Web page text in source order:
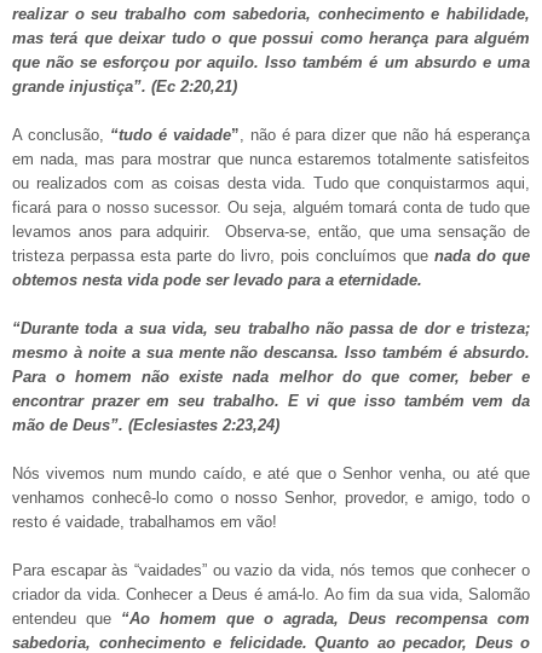
realizar o seu trabalho com sabedoria, conhecimento e habilidade,
mas terá que deixar tudo o que possui como herança para alguém
que não se esforçou por aquilo. Isso também é um absurdo e uma
grande injustiça”. (Ec 2:20,21)
A conclusão, “tudo é vaidade” , não é para dizer que não há esperança
em nada, mas para mostrar que nunca estaremos totalmente satisfeitos
ou realizados com as coisas desta vida. Tudo que conquistarmos aqui,
ficará para o nosso sucessor. Ou seja, alguém tomará conta de tudo que
levamos anos para adquirir. Observa-se, então, que uma sensação de
tristeza perpassa esta parte do livro, pois concluímos que nada do que
obtemos nesta vida pode ser levado para a eternidade.
“Durante toda a sua vida, seu trabalho não passa de dor e tristeza;
mesmo à noite a sua mente não descansa. Isso também é absurdo.
Para o homem não existe nada melhor do que comer, beber e
encontrar prazer em seu trabalho. E vi que isso também vem da
mão de Deus”. (Eclesiastes 2:23,24)
Nós vivemos num mundo caído, e até que o Senhor venha, ou até que
venhamos conhecê-lo como o nosso Senhor, provedor, e amigo, todo o
resto é vaidade, trabalhamos em vão!
Para escapar às “vaidades” ou vazio da vida, nós temos que conhecer o
criador da vida. Conhecer a Deus é amá-lo. Ao fim da sua vida, Salomão
entendeu que “Ao homem que o agrada, Deus recompensa com
sabedoria, conhecimento e felicidade. Quanto ao pecador, Deus o